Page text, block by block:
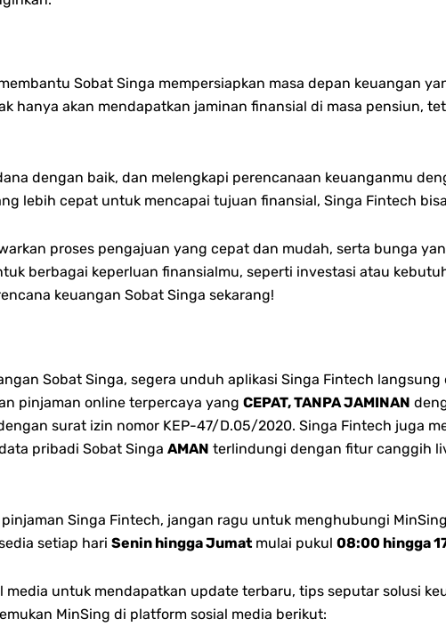
Sobat Singa mempersiapkan masa depan keuangan
hanya akan mendapatkan jaminan finansial di masa pensiun,
dengan baik, dan melengkapi perencanaan keuanganmu
lebih cepat untuk mencapai tujuan finansial, Singa Fintech
proses pengajuan yang cepat dan mudah, serta bunga
berbagai keperluan finansialmu, seperti investasi atau
keuangan Sobat Singa sekarang!
Sobat Singa, segera unduh aplikasi Singa Fintech langsung
pinjaman online terpercaya yang CEPAT, TANPA JAMINAN
surat izin nomor KEP-47/D.05/2020. Singa Fintech juga
pribadi Sobat Singa AMAN terlindungi dengan fitur canggih
Singa Fintech, jangan ragu untuk menghubungi
setiap hari Senin hingga Jumat mulai pukul 08:00 hingga
untuk mendapatkan update terbaru, tips seputar solusi
MinSing di platform sosial media berikut: